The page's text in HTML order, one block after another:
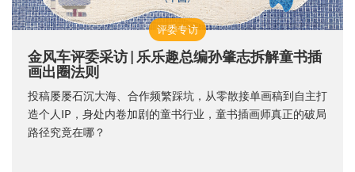
评委专访
金风车评委采访 | 乐乐趣总编孙肇志拆解童书插
画出圈法则
投稿屡屡石沉大海、合作频繁踩坑，从零散接单画稿到自主打
造个人IP，身处内卷加剧的童书行业，童书插画师真正的破局
路径究竟在哪？